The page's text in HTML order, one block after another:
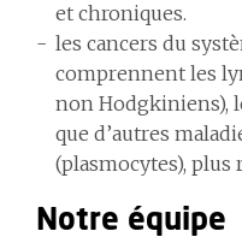
et chroniques.
les cancers du
comprennent les
non Hodgkiniens),
que d’autres
(plasmocytes), plus
Notre équipe